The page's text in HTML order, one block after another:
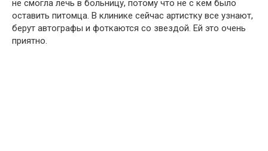
не смогла лечь в больницу, потому что не с кем было
оставить питомца. В клинике сейчас артистку все узнают,
берут автографы и фоткаются со звездой. Ей это очень
приятно.